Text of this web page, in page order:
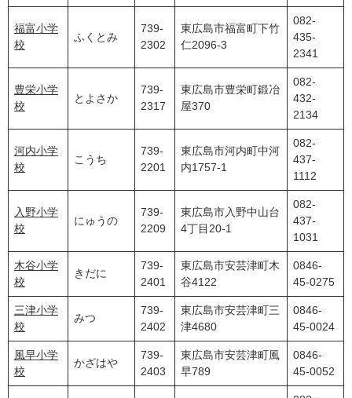
福富小学
校
ふくとみ
739-
2302
東広島市福富町下竹
仁2096-3
082-
435-
2341
豊栄小学
校
とよさか
739-
2317
東広島市豊栄町鍛冶
屋370
082-
432-
2134
河内小学
校
こうち
739-
2201
東広島市河内町中河
内1757-1
082-
437-
1112
入野小学
校
にゅうの
739-
2209
東広島市入野中山台
4丁目20-1
082-
437-
1031
木谷小学
校
きだに
739-
2401
東広島市安芸津町木
谷4122
0846-
45-0275
三津小学
校
みつ
739-
2402
東広島市安芸津町三
津4680
0846-
45-0024
風早小学
校
かざはや
739-
2403
東広島市安芸津町風
早789
0846-
45-0052